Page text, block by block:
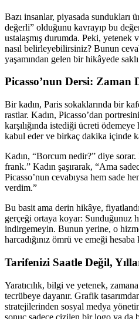
Bazı insanlar, piyasada sundukları
değerli” olduğunu kavrayıp bu
ustalaşmış durumda. Peki, yetenek
nasıl belirleyebilirsiniz? Bunun
yaşamından gelen bir hikâyede
Picasso’nun Dersi: Zaman
Bir kadın, Paris sokaklarında bir
rastlar. Kadın, Picasso’dan
karşılığında istediği ücreti
kabul eder ve birkaç dakika içinde
Kadın, “Borcum nedir?” diye sorar.
frank.” Kadın şaşırarak, “Ama
Picasso’nun cevabıysa hem sade
verdim.”
Bu basit ama derin hikâye,
gerçeği ortaya koyar: Sunduğunuz
indirgemeyin. Bunun yerine, o
harcadığınız ömrü ve emeği hesaba
Tarifenizi Saatle Değil,
Yaratıcılık, bilgi ve yetenek,
tecrübeye dayanır. Grafik
stratejilerinden sosyal medya
sonuç sadece çizilen bir logo ya da